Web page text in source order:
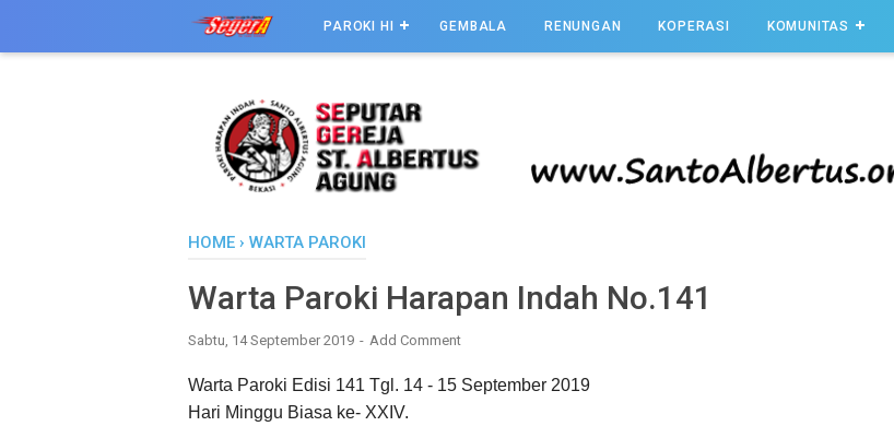
PAROKI HI GEMBALA RENUNGAN KOPERASI KOMUNITAS
HOME › WARTA PAROKI
Warta Paroki Harapan Indah No.141
Sabtu, 14 September 2019 Add Comment
Warta Paroki Edisi 141 Tgl. 14 - 15 September 2019
Hari Minggu Biasa ke- XXIV.